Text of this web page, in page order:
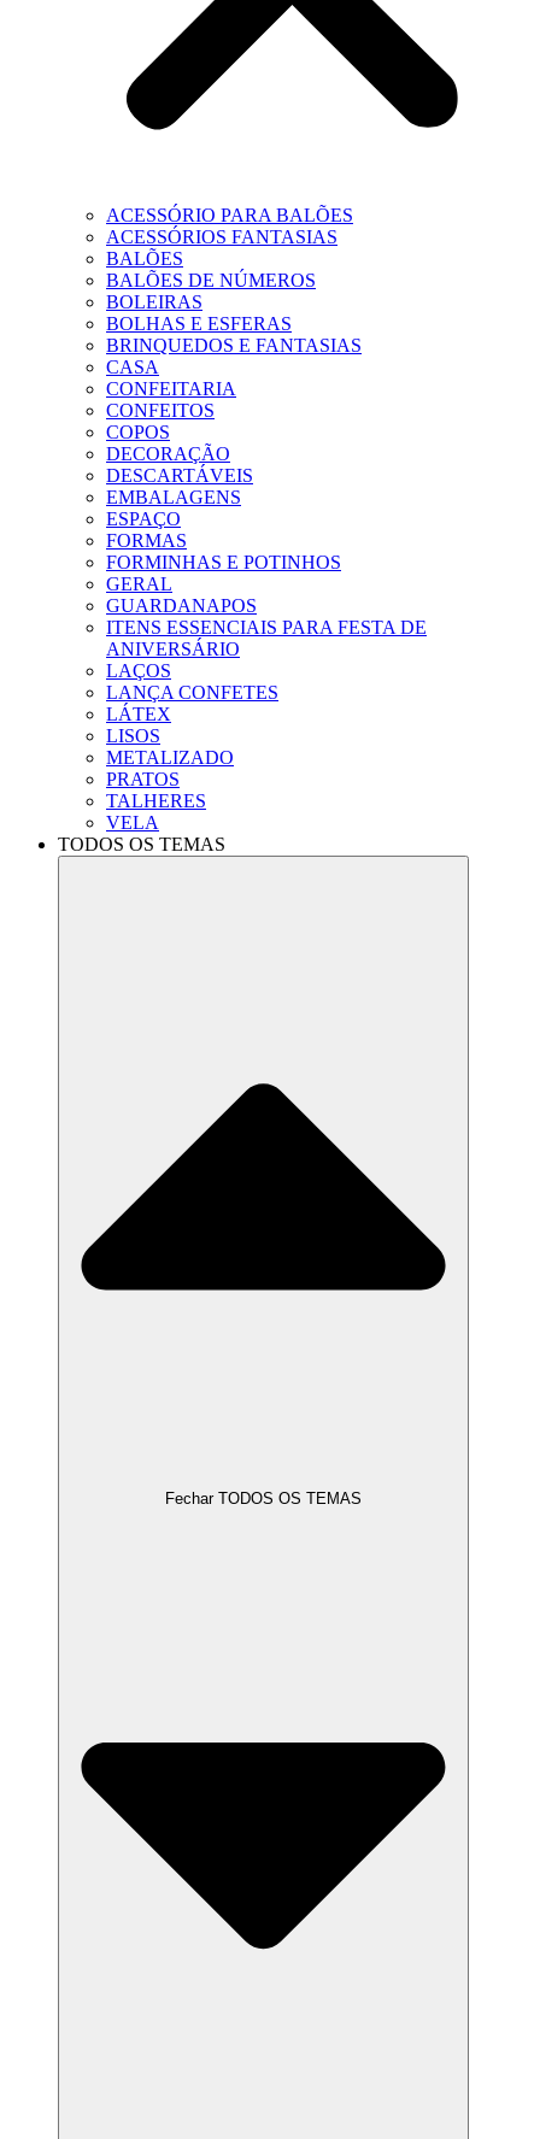
ACESSÓRIO PARA BALÕES
ACESSÓRIOS FANTASIAS
BALÕES
BALÕES DE NÚMEROS
BOLEIRAS
BOLHAS E ESFERAS
BRINQUEDOS E FANTASIAS
CASA
CONFEITARIA
CONFEITOS
COPOS
DECORAÇÃO
DESCARTÁVEIS
EMBALAGENS
ESPAÇO
FORMAS
FORMINHAS E POTINHOS
GERAL
GUARDANAPOS
ITENS ESSENCIAIS PARA FESTA DE
ANIVERSÁRIO
LAÇOS
LANÇA CONFETES
LÁTEX
LISOS
METALIZADO
PRATOS
TALHERES
VELA
TODOS OS TEMAS
Fechar TODOS OS TEMAS